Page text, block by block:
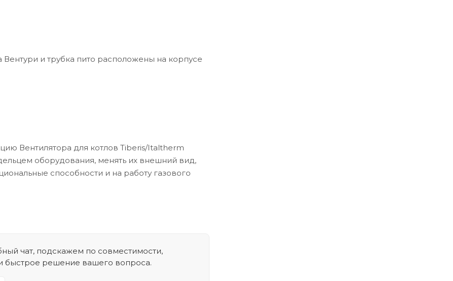
и трубка пито расположены на корпусе
Вентилятора для котлов Tiberis/Italtherm
оборудования, менять их внешний вид,
способности и на работу газового
чат, подскажем по совместимости,
быстрое решение вашего вопроса.